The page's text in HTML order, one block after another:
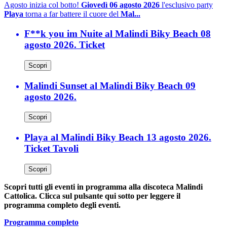
Agosto inizia col botto! Giovedì 06 agosto 2026 l'esclusivo party
Playa torna a far battere il cuore del Mal...
F**k you im Nuite al Malindi Biky Beach 08
agosto 2026. Ticket
Scopri
Malindi Sunset al Malindi Biky Beach 09
agosto 2026.
Scopri
Playa al Malindi Biky Beach 13 agosto 2026.
Ticket Tavoli
Scopri
Scopri tutti gli eventi in programma alla discoteca Malindi
Cattolica. Clicca sul pulsante qui sotto per leggere il
programma completo degli eventi.
Programma completo